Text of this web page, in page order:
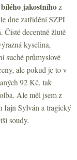
jakostníhoz
dne zatřídění SZPI
Čisté decentně žlutě
kyselina,
suché průmyslové
ale pokud je to v
92 Kč, tak
Ale měl jsem z
fajn Sylván a tragický
soudy.